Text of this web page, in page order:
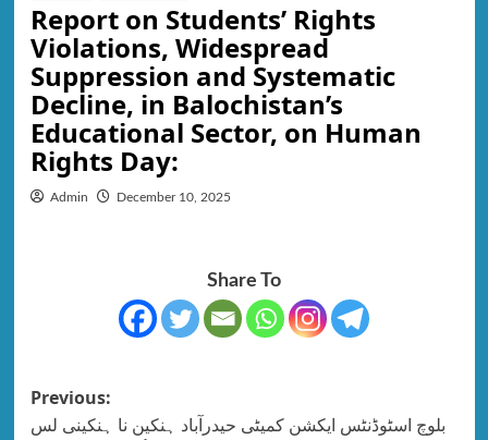
Report on Students’ Rights
Violations, Widespread
Suppression and Systematic
Decline, in Balochistan’s
Educational Sector, on Human
Rights Day:
Admin December 10, 2025
Share To
Previous:
بلوچ اسٹوڈنٹس ایکشن کمیٹی حیدرآباد ہنکین نا ہنکینی لس